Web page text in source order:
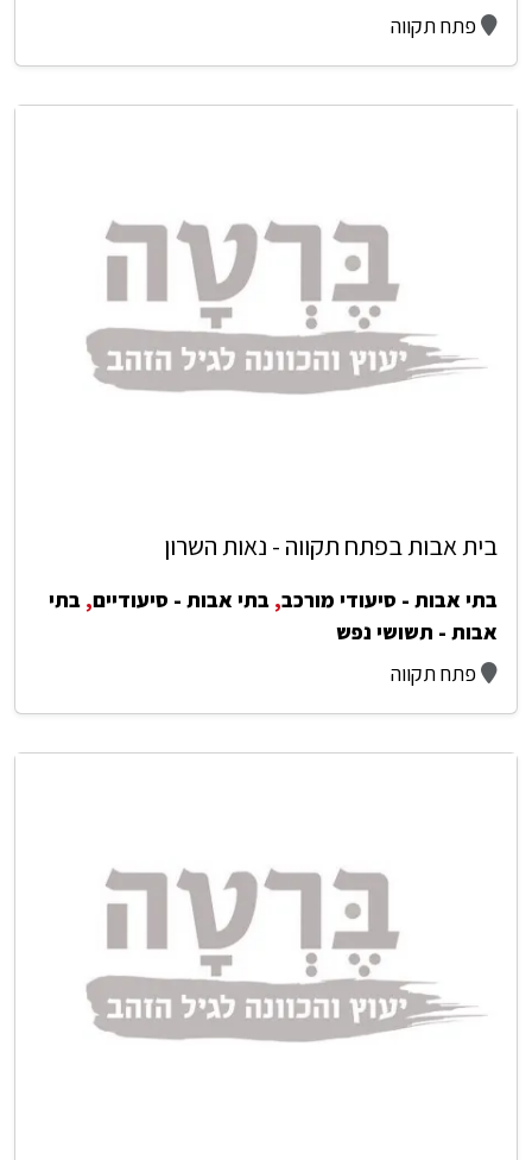
פתח תקווה
בית אבות בפתח תקווה - נאות השרון
בתי אבות - סיעודי מורכב, בתי אבות - סיעודיים, בתי
אבות - תשושי נפש
פתח תקווה